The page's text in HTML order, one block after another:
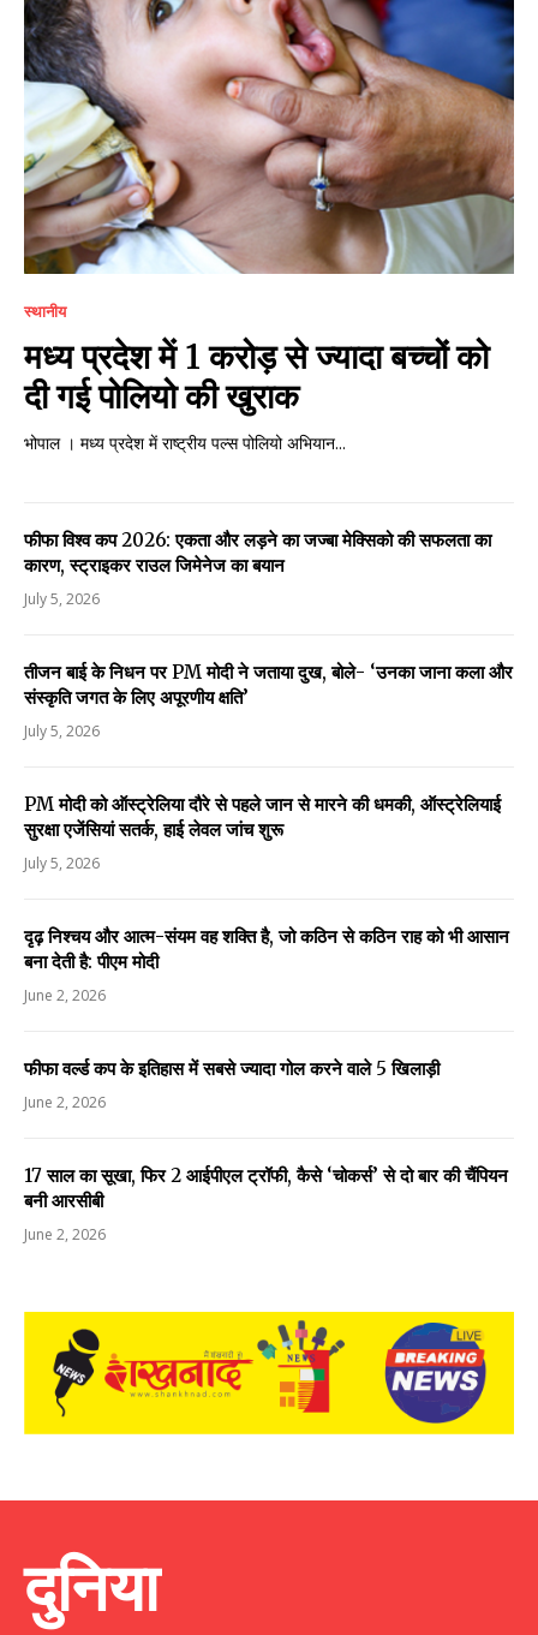
स्थानीय
मध्य प्रदेश में 1 करोड़ से ज्यादा बच्चों को
दी गई पोलियो की खुराक
भोपाल । मध्य प्रदेश में राष्ट्रीय पल्स पोलियो अभियान...
फीफा विश्व कप 2026: एकता और लड़ने का जज्बा मेक्सिको की सफलता का
कारण, स्ट्राइकर राउल जिमेनेज का बयान
July 5, 2026
तीजन बाई के निधन पर PM मोदी ने जताया दुख, बोले- ‘उनका जाना कला और
संस्कृति जगत के लिए अपूरणीय क्षति’
July 5, 2026
PM मोदी को ऑस्ट्रेलिया दौरे से पहले जान से मारने की धमकी, ऑस्ट्रेलियाई
सुरक्षा एजेंसियां सतर्क, हाई लेवल जांच शुरू
July 5, 2026
दृढ़ निश्चय और आत्म-संयम वह शक्ति है, जो कठिन से कठिन राह को भी आसान
बना देती है: पीएम मोदी
June 2, 2026
फीफा वर्ल्ड कप के इतिहास में सबसे ज्यादा गोल करने वाले 5 खिलाड़ी
June 2, 2026
17 साल का सूखा, फिर 2 आईपीएल ट्रॉफी, कैसे ‘चोकर्स’ से दो बार की चैंपियन
बनी आरसीबी
June 2, 2026
दुनिया